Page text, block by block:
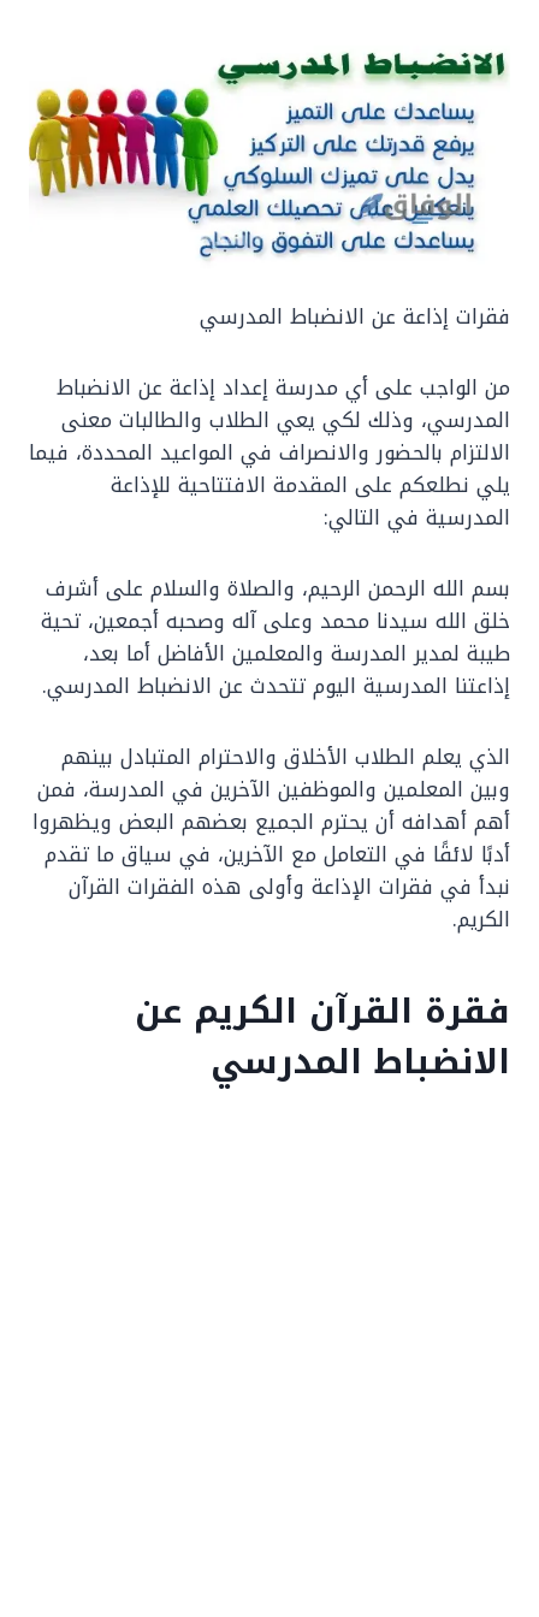
فقرات إذاعة عن الانضباط المدرسي
من الواجب على أي مدرسة إعداد إذاعة عن الانضباط
المدرسي، وذلك لكي يعي الطلاب والطالبات معنى
الالتزام بالحضور والانصراف في المواعيد المحددة، فيما
يلي نطلعكم على المقدمة الافتتاحية للإذاعة
المدرسية في التالي:
بسم الله الرحمن الرحيم، والصلاة والسلام على أشرف
خلق الله سيدنا محمد وعلى آله وصحبه أجمعين، تحية
طيبة لمدير المدرسة والمعلمين الأفاضل أما بعد،
إذاعتنا المدرسية اليوم تتحدث عن الانضباط المدرسي.
الذي يعلم الطلاب الأخلاق والاحترام المتبادل بينهم
وبين المعلمين والموظفين الآخرين في المدرسة، فمن
أهم أهدافه أن يحترم الجميع بعضهم البعض ويظهروا
أدبًا لائقًا في التعامل مع الآخرين، في سياق ما تقدم
نبدأ في فقرات الإذاعة وأولى هذه الفقرات القرآن
الكريم.
فقرة القرآن الكريم عن
الانضباط المدرسي